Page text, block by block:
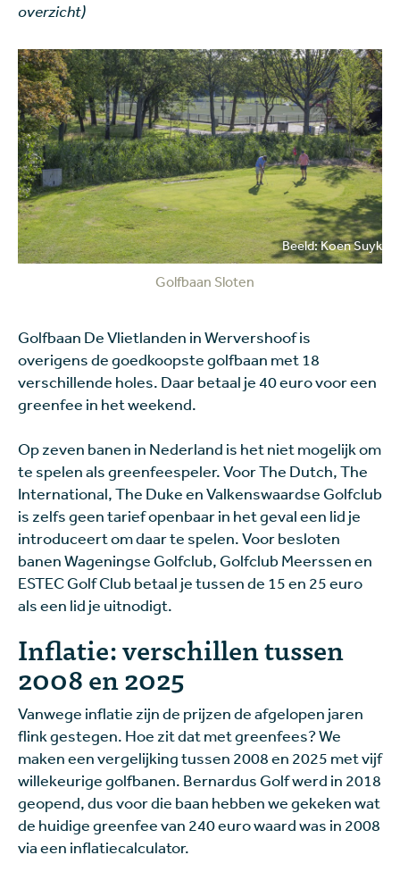
overzicht)
Golfbaan Sloten
Beeld: Koen Suyk
Golfbaan De Vlietlanden in Wervershoof is
overigens de goedkoopste golfbaan met 18
verschillende holes. Daar betaal je 40 euro voor een
greenfee in het weekend.
Op zeven banen in Nederland is het niet mogelijk om
te spelen als greenfeespeler. Voor The Dutch, The
International, The Duke en Valkenswaardse Golfclub
is zelfs geen tarief openbaar in het geval een lid je
introduceert om daar te spelen. Voor besloten
banen Wageningse Golfclub, Golfclub Meerssen en
ESTEC Golf Club betaal je tussen de 15 en 25 euro
als een lid je uitnodigt.
Inflatie: verschillen tussen
2008 en 2025
Vanwege inflatie zijn de prijzen de afgelopen jaren
flink gestegen. Hoe zit dat met greenfees? We
maken een vergelijking tussen 2008 en 2025 met vijf
willekeurige golfbanen. Bernardus Golf werd in 2018
geopend, dus voor die baan hebben we gekeken wat
de huidige greenfee van 240 euro waard was in 2008
via een inflatiecalculator.